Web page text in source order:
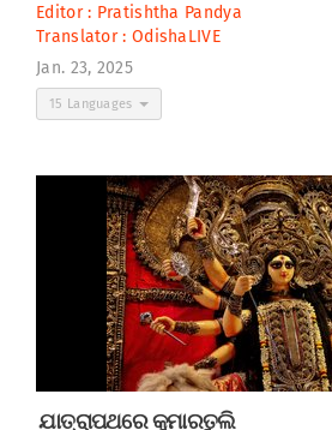
Editor : Pratishtha Pandya
Translator : OdishaLIVE
Jan. 23, 2025
15 Languages